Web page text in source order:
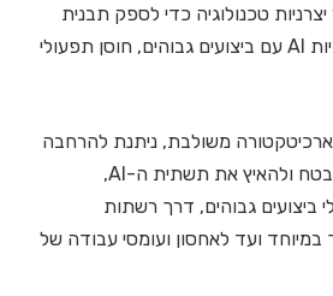
טכנולוגיה כדי לספק תבנית
לפריסה והרחבת תשתיות AI עם ביצועים גבוהים, חוסן תפעולי
משולבת, ניתנת להרחבה
ומודולרית, שנועדה לאבטח ולהאיץ את תשתית ה-AI,
ביצועים גבוהים, דרך רשתות
במיוחד ועד לאחסון ועומסי עבודה של